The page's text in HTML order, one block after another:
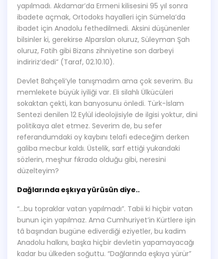
yapılmadı. Akdamar’da Ermeni kilisesini 95 yıl sonra
ibadete açmak, Ortodoks hayalleri için Sümela’da
ibadet için Anadolu fethedilmedi. Aksini düşünenler
bilsinler ki, gerekirse Alparslan oluruz, Süleyman Şah
oluruz, Fatih gibi Bizans zihniyetine son darbeyi
indiririz’dedi” (Taraf, 02.10.10).
Devlet Bahçeli’yle tanışmadım ama çok severim. Bu
memlekete büyük iyiliği var. Eli silahlı Ülkücüleri
sokaktan çekti, kan banyosunu önledi. Türk-İslam
Sentezi denilen 12 Eylül ideolojisiyle de ilgisi yoktur, dini
politikaya alet etmez. Severim de, bu sefer
referandumdaki oy kaybını telafi edeceğim derken
galiba mecbur kaldı. Üstelik, sarf ettiği yukarıdaki
sözlerin, meşhur fıkrada olduğu gibi, neresini
düzelteyim?
Dağlarında eşkıya yürüsün diye..
“…bu topraklar vatan yapılmadı”. Tabii ki hiçbir vatan
bunun için yapılmaz. Ama Cumhuriyet’in Kürtlere işin
tâ başından bugüne ediverdiği eziyetler, bu kadim
Anadolu halkını, başka hiçbir devletin yapamayacağı
kadar bu ülkeden soğuttu. “Dağlarında eşkıya yürür”